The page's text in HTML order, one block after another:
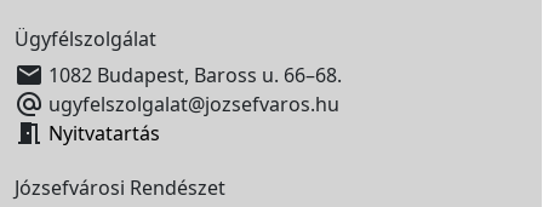
Ügyfélszolgálat
 1082 Budapest, Baross u. 66–68.
 ugyfelszolgalat@jozsefvaros.hu
 Nyitvatartás
Józsefvárosi Rendészet